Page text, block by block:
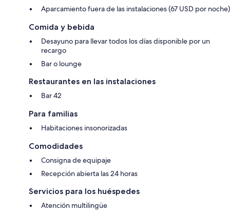
Aparcamiento fuera de las instalaciones (67 USD por noche)
Comida y bebida
Desayuno para llevar todos los días disponible por un
recargo
Bar o lounge
Restaurantes en las instalaciones
Bar 42
Para familias
Habitaciones insonorizadas
Comodidades
Consigna de equipaje
Recepción abierta las 24 horas
Servicios para los huéspedes
Atención multilingüe